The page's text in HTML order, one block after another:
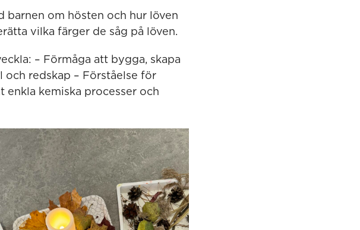
barnen om hösten och hur löven
vilka färger de såg på löven.
– Förmåga att bygga, skapa
och redskap – Förståelse för
enkla kemiska processer och